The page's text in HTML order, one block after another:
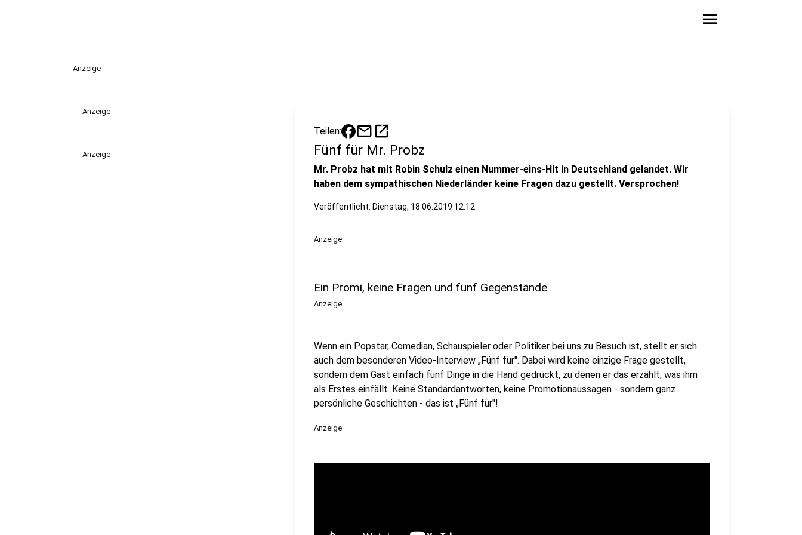
menu
Anzeige
Anzeige
Anzeige
Teilen: mailopen_in_new
Fünf für Mr. Probz
Mr. Probz hat mit Robin Schulz einen Num­mer-eins-Hit in Deutschland gelandet. Wir
haben dem sympathischen Niederländer keine Fragen dazu gestellt. Versprochen!
Veröffentlicht: Dienstag, 18.06.2019 12:12
Anzeige
Ein Promi, keine Fragen und fünf Gegenstände
Anzeige
Wenn ein Popstar, Comedian, Schauspieler oder Politiker bei uns zu Besuch ist, stellt er sich
auch dem besonderen Video-Interview „Fünf für". Dabei wird keine einzige Frage gestellt,
sondern dem Gast einfach fünf Dinge in die Hand gedrückt, zu denen er das erzählt, was ihm
als Erstes einfällt. Keine Standardantworten, keine Promotionaussagen - sondern ganz
persönliche Geschichten - das ist „Fünf für"!
Anzeige